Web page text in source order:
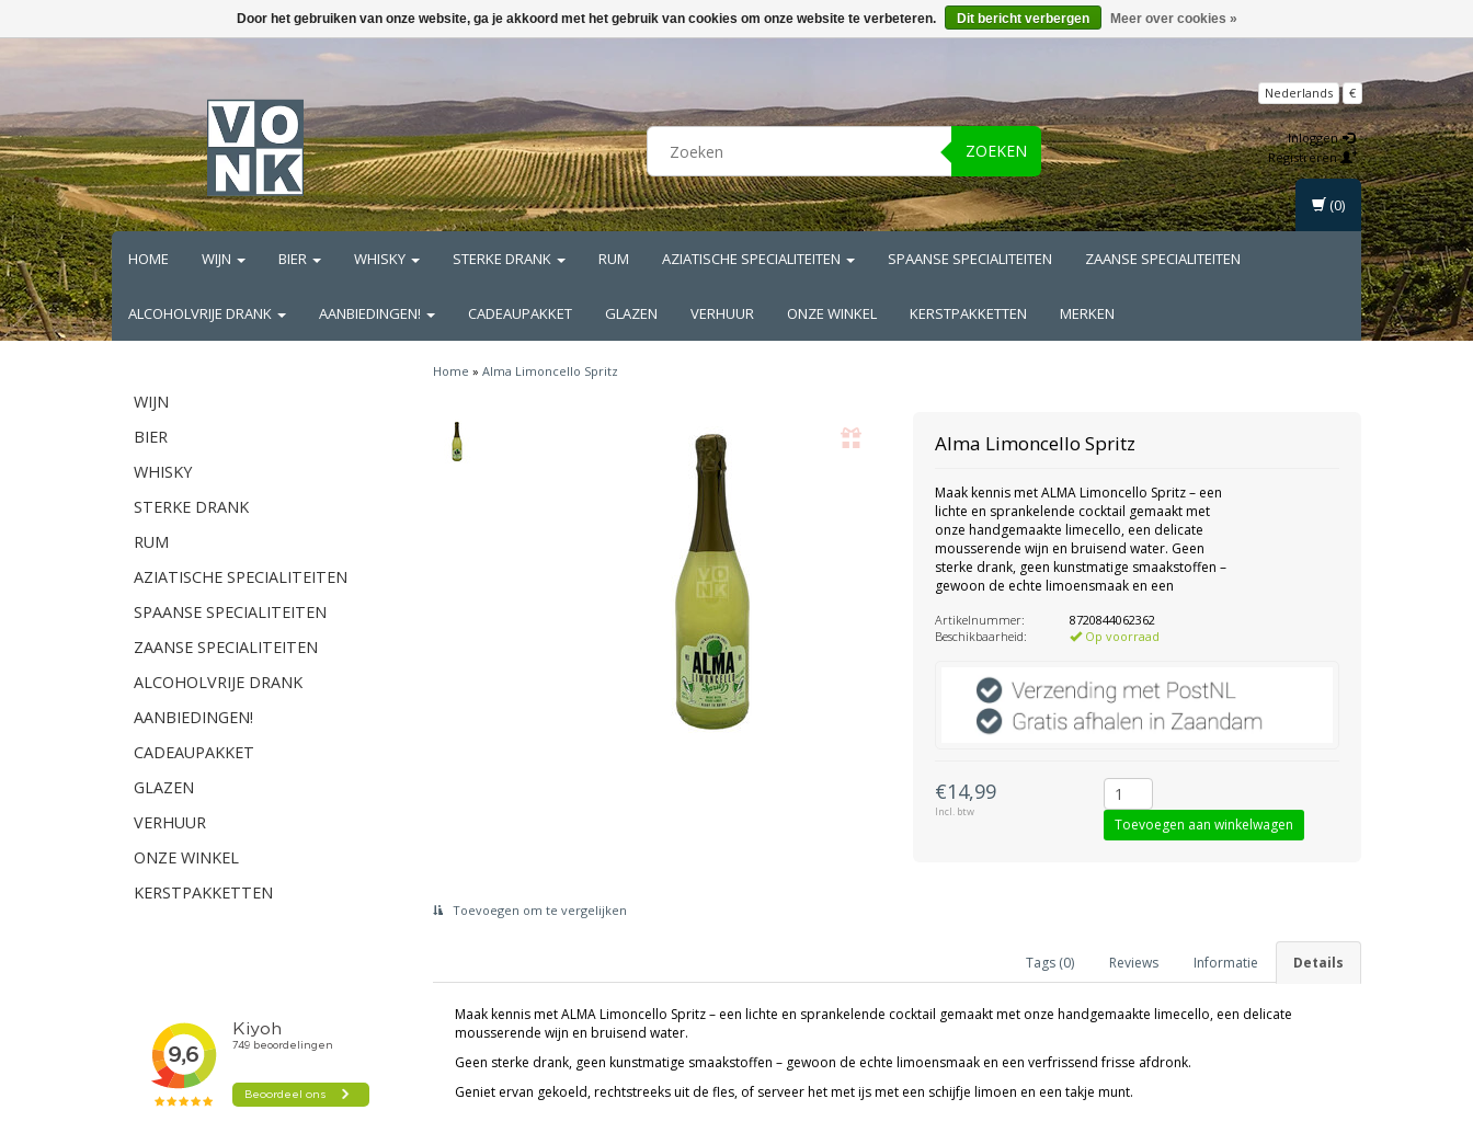
ZOEKEN
Nederlands €
Inloggen
Registreren
HOME WIJN BIER WHISKY STERKE DRANK RUM AZIATISCHE SPECIALITEITEN SPAANSE SPECIALITEITEN ZAANSE SPECIALITEITEN
ALCOHOLVRIJE DRANK AANBIEDINGEN! CADEAUPAKKET GLAZEN VERHUUR ONZE WINKEL KERSTPAKKETTEN MERKEN
(0)
WIJN
BIER
WHISKY
STERKE DRANK
RUM
AZIATISCHE SPECIALITEITEN
SPAANSE SPECIALITEITEN
ZAANSE SPECIALITEITEN
ALCOHOLVRIJE DRANK
AANBIEDINGEN!
CADEAUPAKKET
GLAZEN
VERHUUR
ONZE WINKEL
KERSTPAKKETTEN
Home » Alma Limoncello Spritz
Alma Limoncello Spritz
Maak kennis met ALMA Limoncello Spritz – een
lichte en sprankelende cocktail gemaakt met
onze handgemaakte limecello, een delicate
mousserende wijn en bruisend water. Geen
sterke drank, geen kunstmatige smaakstoffen –
gewoon de echte limoensmaak en een
Artikelnummer:
8720844062362
Beschikbaarheid:
Op voorraad
€14,99
Incl. btw
Toevoegen om te vergelijken
Details
Informatie
Reviews
Tags (0)
Maak kennis met ALMA Limoncello Spritz – een lichte en sprankelende cocktail gemaakt met onze handgemaakte limecello, een delicate
mousserende wijn en bruisend water.
Geen sterke drank, geen kunstmatige smaakstoffen – gewoon de echte limoensmaak en een verfrissend frisse afdronk.
Geniet ervan gekoeld, rechtstreeks uit de fles, of serveer het met ijs met een schijfje limoen en een takje munt.
Door het gebruiken van onze website, ga je akkoord met het gebruik van cookies om onze website te verbeteren. Dit bericht verbergen Meer over cookies »